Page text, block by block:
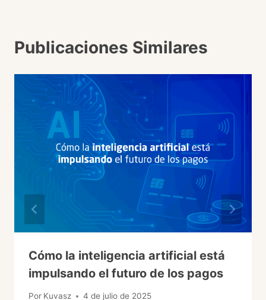
Publicaciones Similares
Cómo la inteligencia artificial está
impulsando el futuro de los pagos
Por Kuvasz 4 de julio de 2025